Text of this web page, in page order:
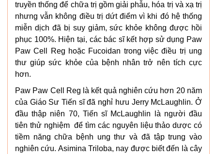
truyền thống để chữa trị gồm giải phẫu, hóa trị và xạ trị
nhưng vẫn không điều trị dứt điểm vì khi đó hệ thống
miễn dịch đã bị suy giảm, sức khỏe không được hồi
phục 100%. Hiện tại, các bác sĩ kết hợp sử dụng Paw
Paw Cell Reg hoặc Fucoidan trong việc điều trị ung
thư giúp sức khỏe của bệnh nhân trở nên tích cực
hơn.
Paw Paw Cell Reg là kết quả nghiên cứu hơn 20 năm
của Giáo Sư Tiến sĩ đã nghỉ hưu Jerry McLaughlin. Ở
đầu thập niên 70, Tiến sĩ McLaughlin là người đầu
tiên thử nghiệm để tìm các nguyên liệu thảo dược có
tiềm năng chữa bệnh ung thư và đã tập trung vào
nghiên cứu. Asimina Triloba, nay được biết đến là cây